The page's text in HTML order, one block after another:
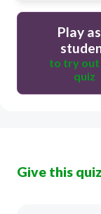
Play
to try out
quiz
Give this